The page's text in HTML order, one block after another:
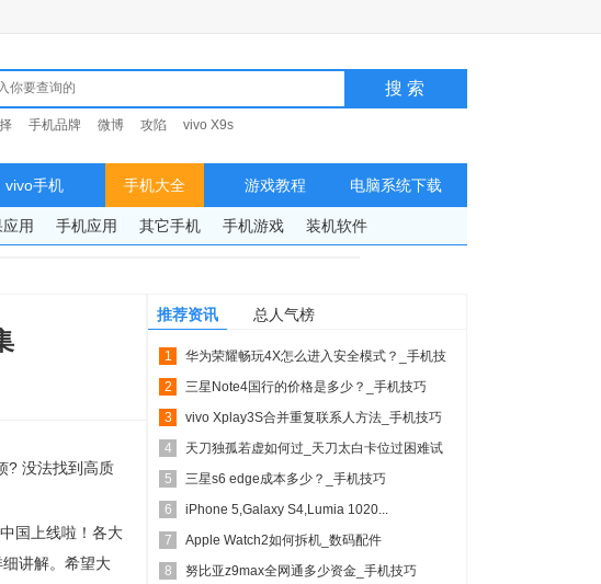
手机品牌 微博 攻陷 vivo X9s
vivo手机 手机大全 游戏教程 电脑系统下载
用 手机应用 其它手机 手机游戏 装机软件
? 没法找到高质
国上线啦！各大
讲解。希望大
推荐资讯 总人气榜
1
华为荣耀畅玩4X怎么进入安全模式？_手机技
巧
2
三星Note4国行的价格是多少？_手机技巧
3
vivo Xplay3S合并重复联系人方法_手机技巧
4
天刀独孤若虚如何过_天刀太白卡位过困难试
练独孤若虚
5
三星s6 edge成本多少？_手机技巧
6
iPhone 5,Galaxy S4,Lumia 1020...
7
Apple Watch2如何拆机_数码配件
8
努比亚z9max全网通多少资金_手机技巧